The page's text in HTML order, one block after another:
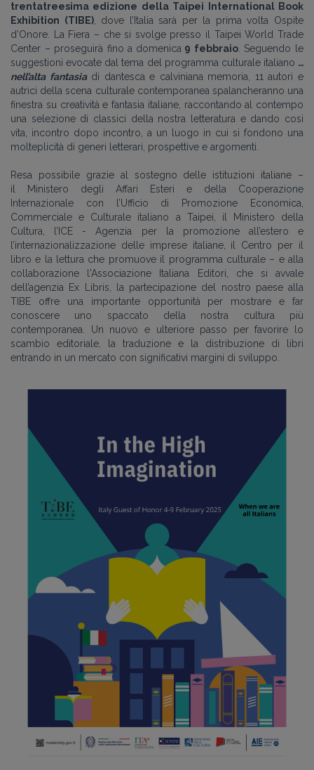
trentatreesima edizione della Taipei International Book
Exhibition (TIBE), dove l’Italia sarà per la prima volta Ospite
d’Onore. La Fiera – che si svolge presso il Taipei World Trade
Center – proseguirà fino a domenica 9 febbraio. Seguendo le
suggestioni evocate dal tema del programma culturale italiano …
nell’alta fantasia di dantesca e calviniana memoria,
11 autori e
autrici della scena culturale contemporanea spalancheranno una
finestra su creatività e fantasia italiane, raccontando al contempo
una selezione di classici della nostra letteratura e dando così
vita, incontro dopo incontro, a un luogo in cui si fondono una
molteplicità di generi letterari, prospettive e argomenti.
Resa possibile grazie al sostegno delle istituzioni italiane –
il Ministero degli Affari Esteri e della Cooperazione
Internazionale con l’Ufficio di Promozione Economica,
Commerciale e Culturale italiano a Taipei, il Ministero della
Cultura, l’ICE ­- Agenzia per la promozione all’estero e
l’internazionalizzazione delle imprese italiane, il Centro per il
libro e la lettura che promuove il programma culturale – e alla
collaborazione l'Associazione Italiana Editori, che si avvale
dell’agenzia Ex Libris, la partecipazione del nostro paese alla
TIBE offre una importante opportunità per mostrare e far
conoscere uno spaccato della nostra cultura più
contemporanea. Un nuovo e ulteriore passo per favorire lo
scambio editoriale, la traduzione e la distribuzione di libri
entrando in un mercato con significativi margini di sviluppo.